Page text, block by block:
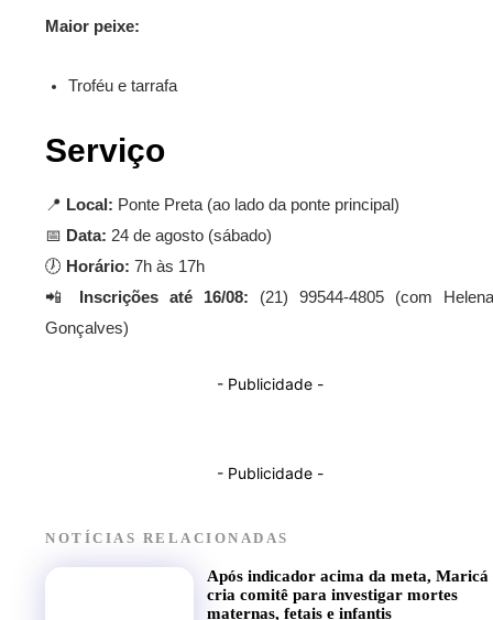
Maior peixe:
Troféu e tarrafa
Serviço
📍 Local: Ponte Preta (ao lado da ponte principal)
📅 Data: 24 de agosto (sábado)
🕖 Horário: 7h às 17h
📲 Inscrições até 16/08: (21) 99544-4805 (com Helena
Gonçalves)
- Publicidade -
- Publicidade -
NOTÍCIAS RELACIONADAS
Após indicador acima da meta, Maricá
cria comitê para investigar mortes
maternas, fetais e infantis